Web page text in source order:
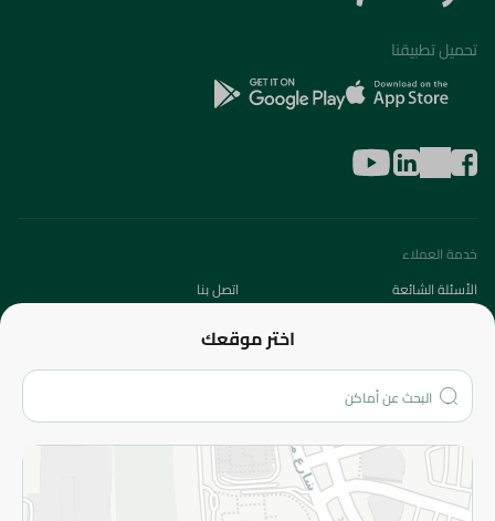
اختر موقعك
تحميل تطبيقنا
خدمة العملاء
الأسئلة الشائعة
اتصل بنا
من نحن؟
الفروع
المزيد
الاسترجاع
سياسة الاستخدام
سياسة الخصوصية